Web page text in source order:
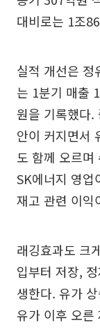
대비로는 1조
실적 개선은 정
는 1분기 매출
원을 기록했다.
안이 커지면서
도 함께 오르며
SK에너지 영
재고 관련 이익
래깅효과도 크
입부터 저장,
생한다. 유가
유가 이후 오른